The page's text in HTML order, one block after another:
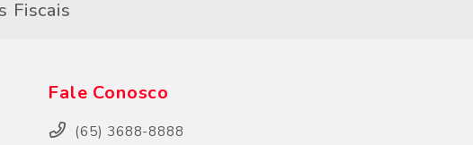
Fiscais
Fale Conosco
(65) 3688-8888